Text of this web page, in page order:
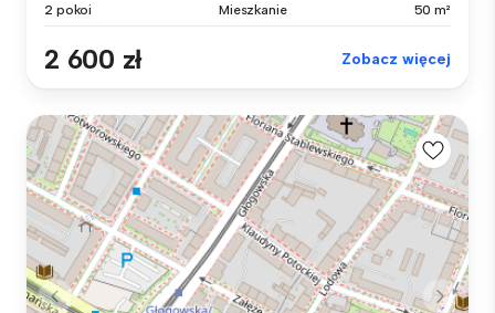
2 pokoi Mieszkanie 50 m²
2 600 zł Zobacz więcej